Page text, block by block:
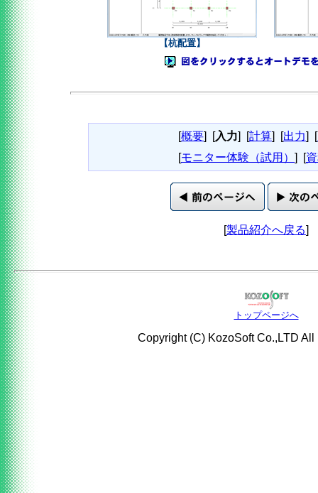
【杭配置】
[概要] [入力] [計算] [出力] [
[モニター体験（試用） ] [
[製品紹介へ戻る]
トップページへ
Copyright (C) KozoSoft Co.,LTD All